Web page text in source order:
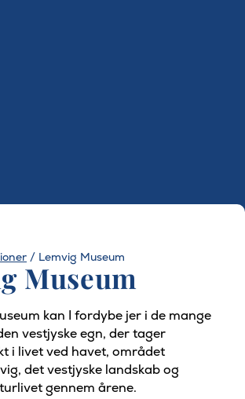
/ Lemvig Museum
Museum
kan I fordybe jer i de mange
vestjyske egn, der tager
i livet ved havet, området
det vestjyske landskab og
gennem årene.